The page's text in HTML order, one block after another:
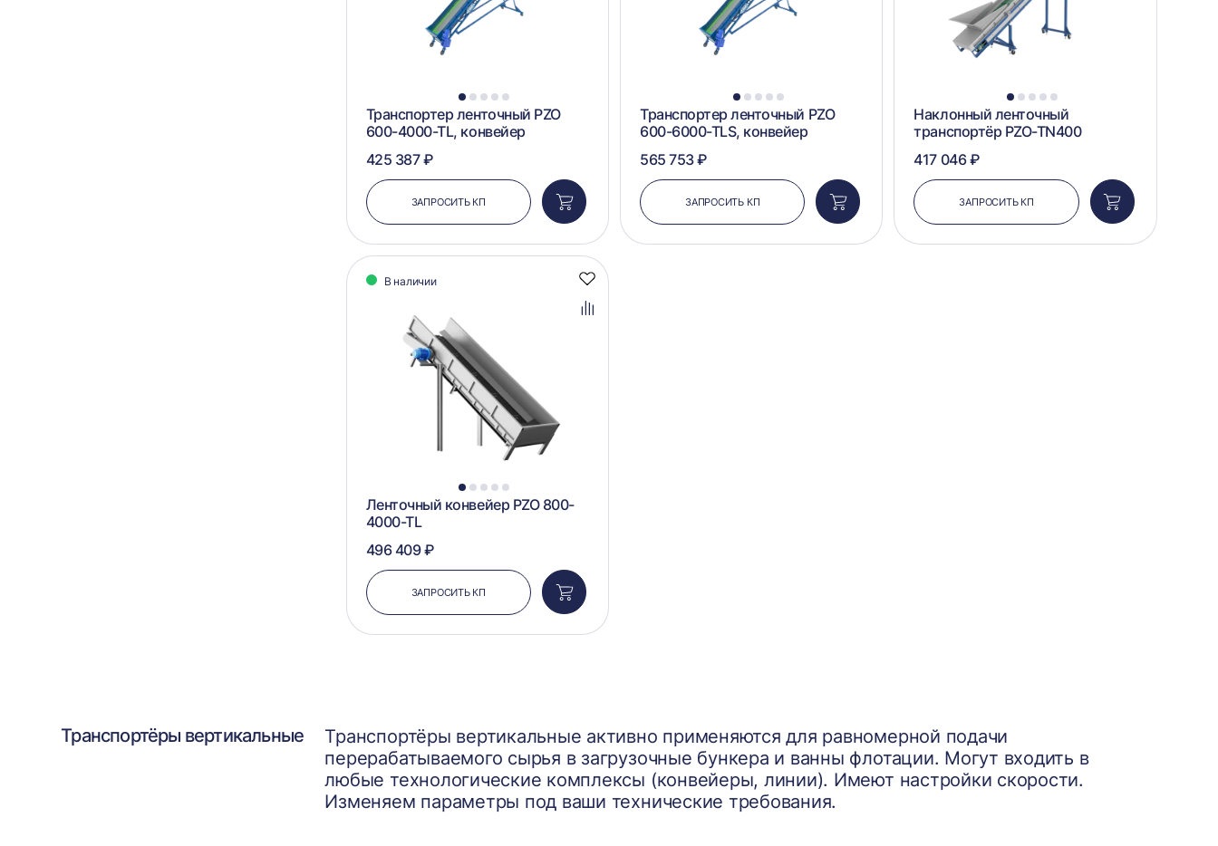
1 2 3 4 5
Транспортер ленточный PZO
600-4000-TL, конвейер
425 387 ₽
ЗАПРОСИТЬ КП
Добавить
в
корзину
1 2 3 4 5
Транспортер ленточный PZO
600-6000-TLS, конвейер
565 753 ₽
ЗАПРОСИТЬ КП
Добавить
в
корзину
1 2 3 4 5
Наклонный ленточный
транспортёр PZO-TN400
417 046 ₽
ЗАПРОСИТЬ КП
Добавить
в
корзину
В наличии
Добавить
Добавить
1 2 3 4 5
Ленточный конвейер PZO 800-
4000-TL
496 409 ₽
ЗАПРОСИТЬ КП
Добавить
в
корзину
Транспортёры вертикальные
Транспортёры вертикальные активно применяются для равномерной подачи
перерабатываемого сырья в загрузочные бункера и ванны флотации. Могут входить в
любые технологические комплексы (конвейеры, линии). Имеют настройки скорости.
Изменяем параметры под ваши технические требования.